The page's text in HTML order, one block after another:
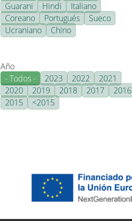
Guarani
Hindi
Italiano
Coreano
Portugués
Sueco
Ucraniano
Chino
Año
- Todos -
2023 2022
2021
2020
2019 2018 2017
2016
2015
<2015